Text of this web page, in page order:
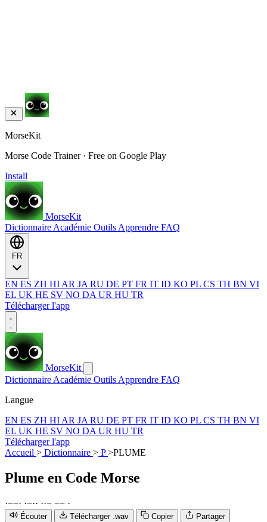
MorseKit
Morse Code Trainer · Free on Google Play
Install
MorseKit
Dictionnaire Académie Outils Apprendre FAQ
EN ES ZH HI AR JA RU DE PT FR IT ID KO PL CS TH BN VI
EL UK HE SV NO DA UR HU TR
Télécharger l'app
MorseKit
Dictionnaire Académie Outils Apprendre FAQ
Langue
EN ES ZH HI AR JA RU DE PT FR IT ID KO PL CS TH BN VI
EL UK HE SV NO DA UR HU TR
Télécharger l'app
Accueil > Dictionnaire > P>PLUME
Plume en Code Morse
·−−· ·−·· ··− −− ·
Écouter Télécharger .wav Copier Partager